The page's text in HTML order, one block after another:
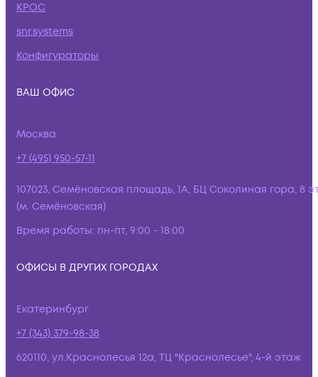
КРОС
snr.systems
Конфигураторы
ВАШ ОФИС
Москва
+7 (495) 950-57-11
107023, Семёновская площадь, 1А, БЦ Соколиная гора, 8
(м. Семёновская)
Время работы: пн-пт, 9:00 - 18:00
ОФИСЫ В ДРУГИХ ГОРОДАХ
Екатеринбург
+7 (343) 379-98-38
620110, ул.Краснолесья 12а, ТЦ "Краснолесье", 4-й этаж